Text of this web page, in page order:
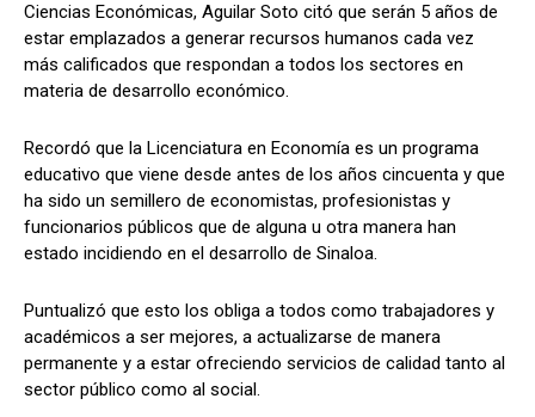
Ciencias Económicas, Aguilar Soto citó que serán 5 años de
estar emplazados a generar recursos humanos cada vez
más calificados que respondan a todos los sectores en
materia de desarrollo económico.
Recordó que la Licenciatura en Economía es un programa
educativo que viene desde antes de los años cincuenta y que
ha sido un semillero de economistas, profesionistas y
funcionarios públicos que de alguna u otra manera han
estado incidiendo en el desarrollo de Sinaloa.
Puntualizó que esto los obliga a todos como trabajadores y
académicos a ser mejores, a actualizarse de manera
permanente y a estar ofreciendo servicios de calidad tanto al
sector público como al social.